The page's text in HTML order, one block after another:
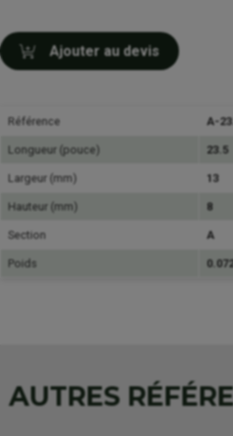
Ajouter au devis
Référence A-
Longueur (pouce) 23.5
Largeur (mm) 13
Hauteur (mm) 8
Section A
Poids
AUTRES